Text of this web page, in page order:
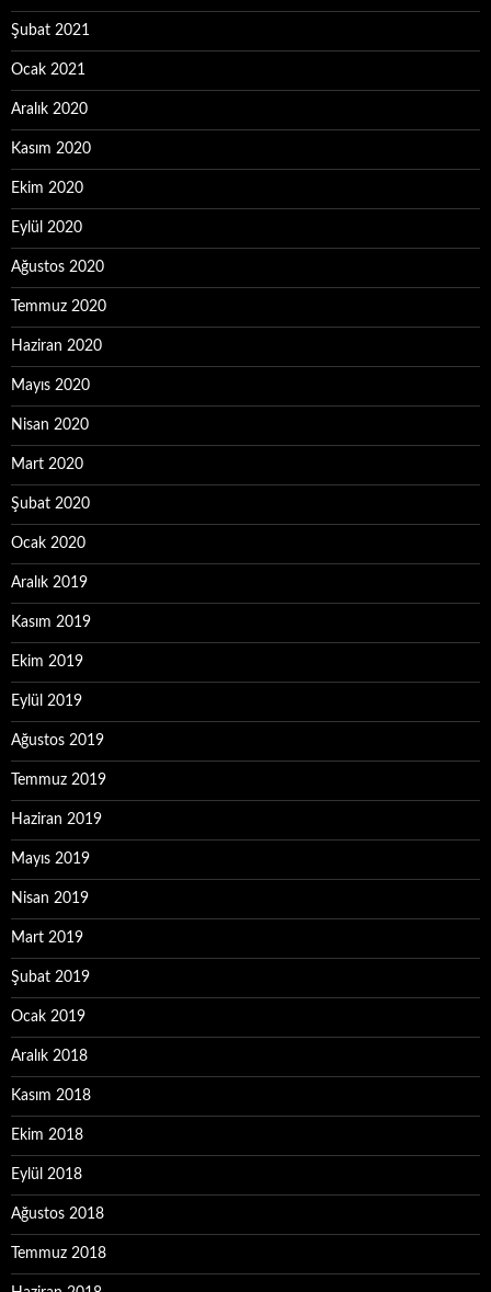
Şubat 2021
Ocak 2021
Aralık 2020
Kasım 2020
Ekim 2020
Eylül 2020
Ağustos 2020
Temmuz 2020
Haziran 2020
Mayıs 2020
Nisan 2020
Mart 2020
Şubat 2020
Ocak 2020
Aralık 2019
Kasım 2019
Ekim 2019
Eylül 2019
Ağustos 2019
Temmuz 2019
Haziran 2019
Mayıs 2019
Nisan 2019
Mart 2019
Şubat 2019
Ocak 2019
Aralık 2018
Kasım 2018
Ekim 2018
Eylül 2018
Ağustos 2018
Temmuz 2018